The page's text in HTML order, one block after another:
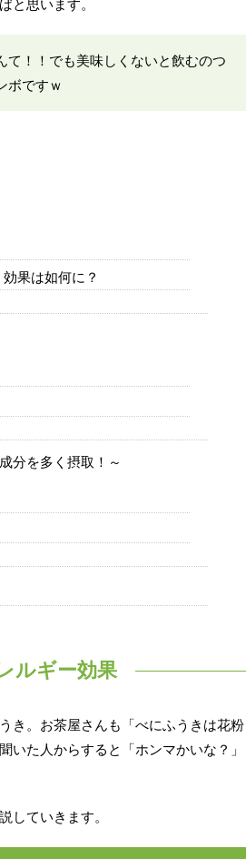
と思います。
！！でも美味しくないと飲むのつ
ボですｗ
果は如何に？
分を多く摂取！～
ルギー効果
き。お茶屋さんも「べにふうきは花粉
た人からすると「ホンマかいな？」
していきます。